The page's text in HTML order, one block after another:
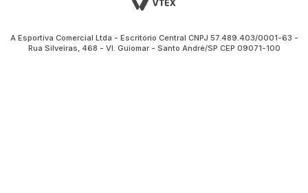
A Esportiva Comercial Ltda - Escritório Central CNPJ 57.489.403/0001-63 -
Rua Silveiras, 468 - Vl. Guiomar - Santo André/SP CEP 09071-100